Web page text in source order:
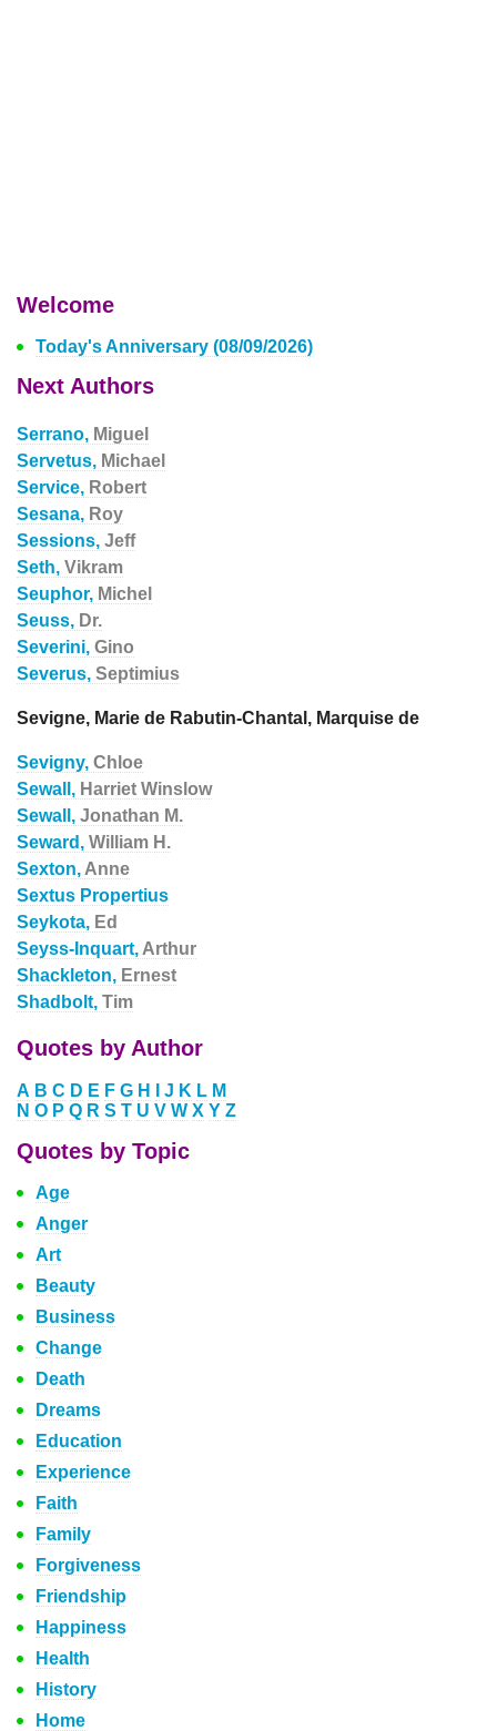
Welcome
Today's Anniversary (08/09/2026)
Next Authors
Serrano, Miguel
Servetus, Michael
Service, Robert
Sesana, Roy
Sessions, Jeff
Seth, Vikram
Seuphor, Michel
Seuss, Dr.
Severini, Gino
Severus, Septimius
Sevigne, Marie de Rabutin-Chantal, Marquise de
Sevigny, Chloe
Sewall, Harriet Winslow
Sewall, Jonathan M.
Seward, William H.
Sexton, Anne
Sextus Propertius
Seykota, Ed
Seyss-Inquart, Arthur
Shackleton, Ernest
Shadbolt, Tim
Quotes by Author
A B C D E F G H J K L M
N O P Q R S T U V W X Y Z
Quotes by Topic
Age
Anger
Art
Beauty
Business
Change
Death
Dreams
Education
Experience
Faith
Family
Forgiveness
Friendship
Happiness
Health
History
Home